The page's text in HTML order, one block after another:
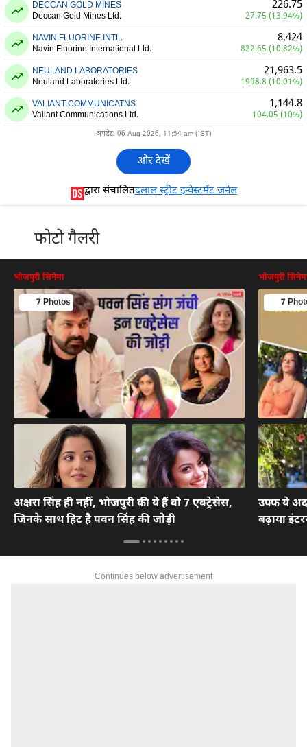
DECCAN GOLD MINES
Deccan Gold Mines Ltd.
226.75
27.75 (13.94%)
NAVIN FLUORINE INTL.
Navin Fluorine International Ltd.
8,424
822.65 (10.82%)
NEULAND LABORATORIES
Neuland Laboratories Ltd.
21,963.5
1998.8 (10.01%)
VALIANT COMMUNICATNS
Valiant Communications Ltd.
1,144.8
104.05 (10%)
अपडेट: 06-Aug-2026, 11:54 am (IST)
और देखें
द्वारा संचालितदलाल स्ट्रीट इन्वेस्टमेंट जर्नल
फोटो गैलरी
भोजपुरी सिनेमा
7 Photos
अक्षरा सिंह ही नहीं, भोजपुरी की ये हैं वो 7 एक्ट्रेसेस,
जिनके साथ हिट है पवन सिंह की जोड़ी
भोजपुरी
7
उफ्फ ये
बढ़ाया
Continues below advertisement